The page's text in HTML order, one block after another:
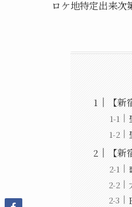
ロケ地特定出来次
【
【